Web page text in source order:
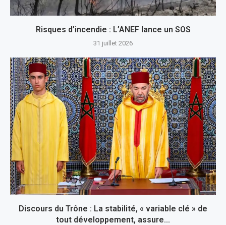
Risques d’incendie : L’ANEF lance un SOS
31 juillet 2026
Discours du Trône : La stabilité, « variable clé » de
tout développement, assure...